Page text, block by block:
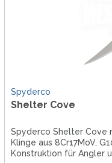
Spyderco
Shelter Cove
Spyderco Shelter Cove
Klinge aus 8Cr17MoV,
Konstruktion für Angler